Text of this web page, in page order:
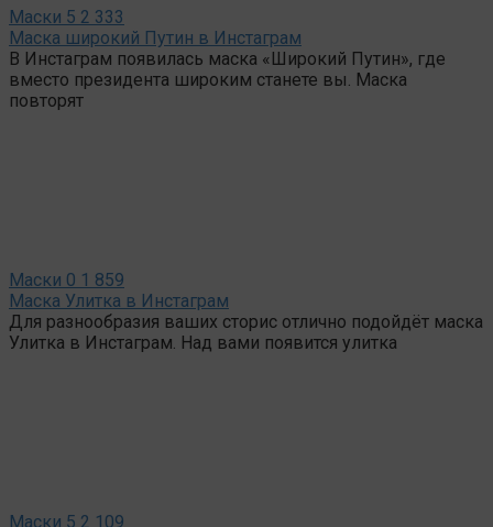
Маски 5 2 333
Маска широкий Путин в Инстаграм
В Инстаграм появилась маска «Широкий Путин», где
вместо президента широким станете вы. Маска
повторят
Маски 0 1 859
Маска Улитка в Инстаграм
Для разнообразия ваших сторис отлично подойдёт маска
Улитка в Инстаграм. Над вами появится улитка
Маски 5 2 109